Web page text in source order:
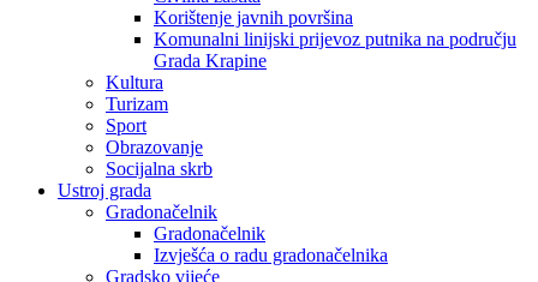
Korištenje javnih površina
Komunalni linijski prijevoz putnika na području
Grada Krapine
Kultura
Turizam
Sport
Obrazovanje
Socijalna skrb
Ustroj grada
Gradonačelnik
Gradonačelnik
Izvješća o radu gradonačelnika
Gradsko vijeće